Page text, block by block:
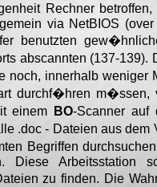
Rechner
via NetBIOS
benutzten
abscannten (137-
noch, innerhalb
durchf�hren
einem
BO-Scanner auf
.doc - Dateien aus dem
Begriffen
Diese
zu finden. Die